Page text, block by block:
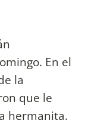
En el
la
que le
hermanita.